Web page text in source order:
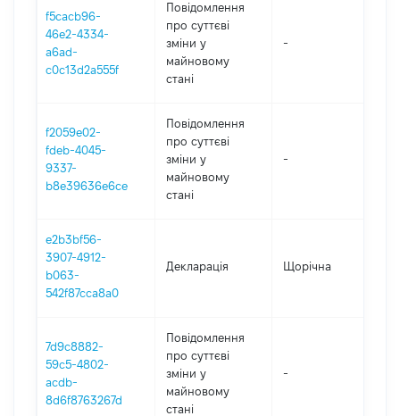
f5cacb96-
46e2-4334-
a6ad-
c0c13d2a555f
Повідомлення
про суттєві
зміни y
майновому
стані
-
f2059e02-
fdeb-4045-
9337-
b8e39636e6ce
Повідомлення
про суттєві
зміни y
майновому
стані
-
e2b3bf56-
3907-4912-
b063-
542f87cca8a0
Декларація Щорічна
7d9c8882-
59c5-4802-
acdb-
8d6f8763267d
Повідомлення
про суттєві
зміни y
майновому
стані
-